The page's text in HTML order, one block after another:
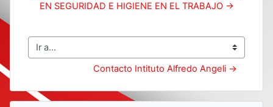
EN SEGURIDAD E HIGIENE EN EL TRABAJO →
Ir a...
Contacto Intituto Alfredo Angeli →